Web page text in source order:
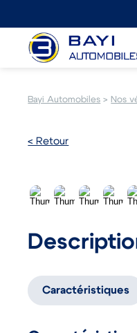
Bayi Automobiles > Nos
< Retour
Caractéristiques